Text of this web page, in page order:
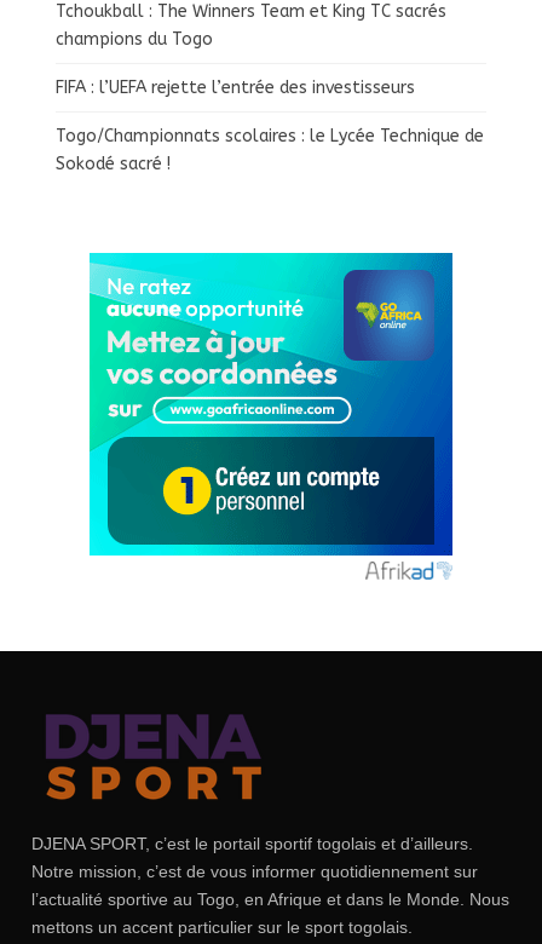
Tchoukball : The Winners Team et King TC sacrés
champions du Togo
FIFA : l’UEFA rejette l’entrée des investisseurs
Togo/Championnats scolaires : le Lycée Technique de
Sokodé sacré !
DJENA SPORT, c’est le portail sportif togolais et d’ailleurs.
Notre mission, c’est de vous informer quotidiennement sur
l’actualité sportive au Togo, en Afrique et dans le Monde. Nous
mettons un accent particulier sur le sport togolais.